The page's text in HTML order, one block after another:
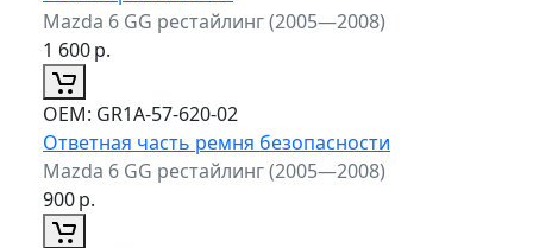
Mazda 6 GG рестайлинг (2005—2008)
1 600р.
ОЕМ: GR1A-57-620-02
Ответная часть ремня безопасности
Mazda 6 GG рестайлинг (2005—2008)
900р.